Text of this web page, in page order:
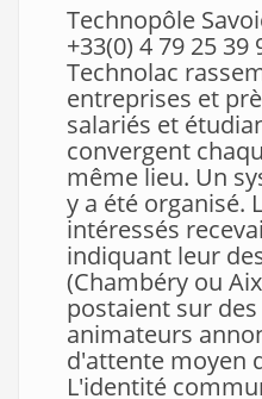
Technopôle
+33(0) 4 79 25 39
Technolac
entreprises et
salariés et
convergent
même lieu. Un
y a été organisé.
intéressés
indiquant leur
(Chambéry ou
postaient sur
animateurs
d'attente moyen
L'identité